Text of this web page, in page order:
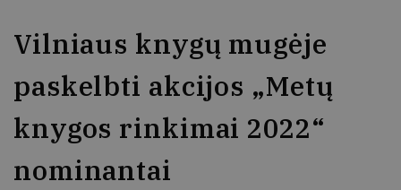
Vilniaus knygų mugėje
paskelbti akcijos „Metų
knygos rinkimai 2022“
nominantai